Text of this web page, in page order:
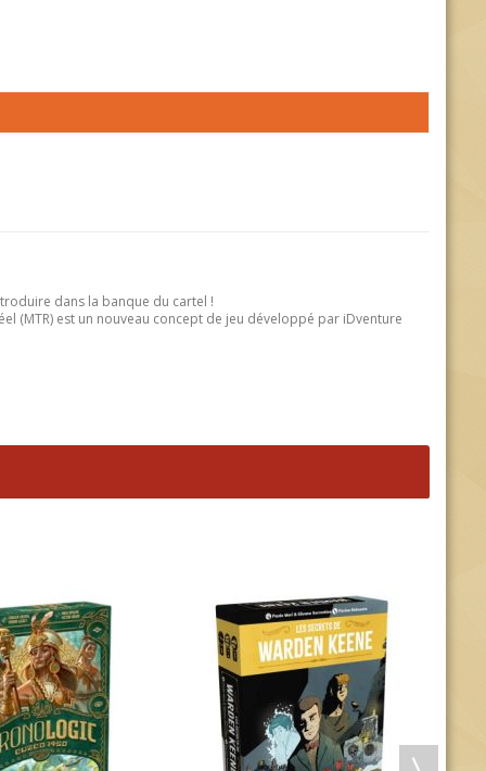
dans la banque du cartel !
(MTR) est un nouveau concept de jeu développé par iDventure